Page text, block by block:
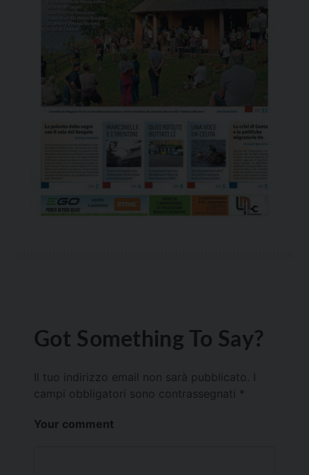
Got Something To Say?
Il tuo indirizzo email non sarà pubblicato.
campi obbligatori sono contrassegnati *
Your comment